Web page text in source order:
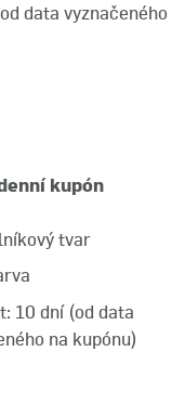
data vyznačeného
kupón
tvar
10 dní (od data
na kupónu)